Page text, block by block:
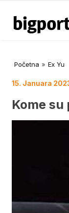
Početna » Ex Yu
15. Januara
Kome